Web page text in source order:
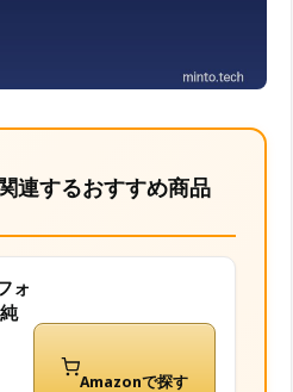
連するおすすめ商品
ォ
Amazonで探す